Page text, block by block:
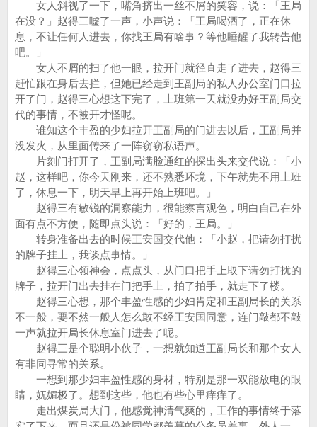
女人斜视了一下，嘴角挤出一丝不屑的笑容，说：「王局
在没？」赵得三嘘了一声，小声说：「王局喝酒了，正在休
息，不让任何人进去，你找王局有啥事？等他睡醒了我转告他
吧。」
女人不屑的扫了他一眼，拉开门就径直走了进去，赵得三
赶忙跟在身后去拦，但她已经走到王副局的私人办公室门口拉
开了门，赵得三心想这下完了，上班第一天就没办好王副局交
代的事情，不被开才怪呢。
谁知这个丰盈的少妇拉开王副局的门进去以后，王副局并
没发火，从里面传来了一阵窃窃私语声。
片刻门打开了，王副局满脸通红的探出头来交代说：「小
赵，这样吧，你今天刚来，还不熟悉环境，下午就先不用上班
了，休息一下，明天早上再开始上班吧。」
赵得三有敏锐的洞察能力，很能察言观色，明白自己在外
面有点不方便，随即点头说：「好的，王局。」
转身准备出去的时候王安国交代他：「小赵，把请勿打扰
的牌子挂上，我谈点事情。」
赵得三心领神会，点点头，从门口把手上取下请勿打扰的
牌子，拉开门出去挂在门把手上，拍了拍手，就走下了楼。
赵得三心想，那个丰盈性感的少妇肯定和王副局长的关系
不一般，要不然一般人怎么敢不经王安国同意，连门敲都不敲
一声就拉开局长休息室门进去了呢。
赵得三是个聪明小伙子，一想就知道王副局长和那个女人
有非同寻常的关系。
一想到那少妇丰盈性感的身材，特别是那一双能放电的眼
睛，妩媚极了。想到这些，他也有些心里痒痒了。
走出煤炭局大门，他感觉神清气爽的，工作的事情终于落